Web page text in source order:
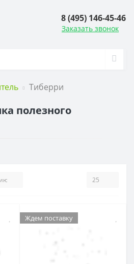
8 (495) 146-45-46
Заказать звонок
Тиберри
полезного
Ждем поставку